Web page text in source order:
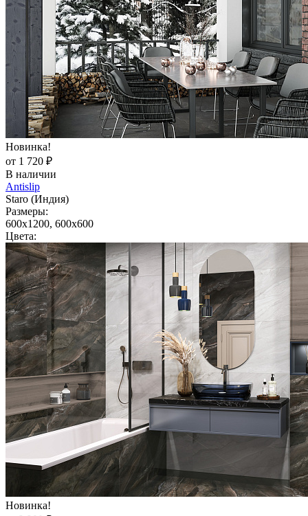
Новинка!
от 1 720 ₽
В наличии
Antislip
Staro (Индия)
Размеры:
600x1200, 600x600
Цвета:
Новинка!